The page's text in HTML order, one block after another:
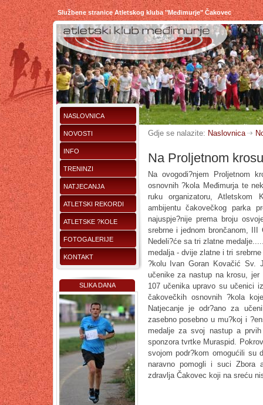
Službene stranice Atletskog kluba "Međimurje" Čakovec
NASLOVNICA
NOVOSTI
INFO
TRENINZI
NATJECANJA
ATLETSKI REKORDI
ATLETSKE ?KOLE
FOTOGALERIJE
KONTAKT
SLIKA DANA
Gdje se nalazite: Naslovnica
Na Proljetnom
Na ovogodi?njem Proljetnom
osnovnih ?kola Međimurja te
ruku organizatoru, Atletskom
ambijentu čakovečkog parka
najuspje?nije prema broju
srebrne i jednom brončanom,
Nedeli?će sa tri zlatne
medalja - dvije zlatne i tri
?kolu Ivan Goran Kovačić Sv.
učenike za nastup na krosu,
107 učenika upravo su učenici
čakovečkih osnovnih ?kola
Natjecanje je odr?ano za
zasebno posebno u mu?koj i
medalje za svoj nastup a
sponzora tvrtke Muraspid.
svojom podr?kom omogućili su
naravno pomogli i suci Zbora
zdravlja Čakovec koji na sreću